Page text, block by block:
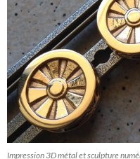
Impression 3D métal et sculpture